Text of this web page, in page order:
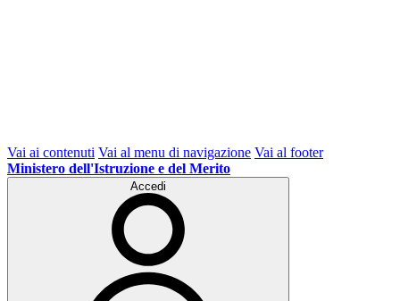
Vai ai contenuti Vai al menu di navigazione Vai al footer
Ministero dell'Istruzione e del Merito
Accedi